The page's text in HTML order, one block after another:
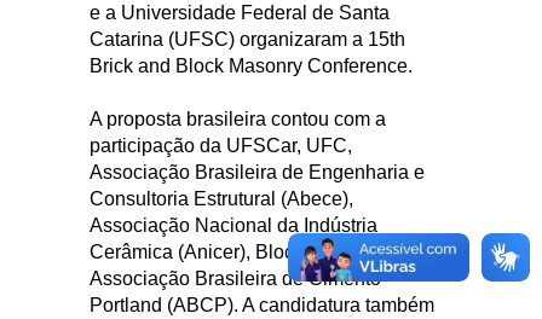
e a Universidade Federal de Santa
Catarina (UFSC) organizaram a 15th
Brick and Block Masonry Conference.
A proposta brasileira contou com a
participação da UFSCar, UFC,
Associação Brasileira de Engenharia e
Consultoria Estrutural (Abece),
Associação Nacional da Indústria
Cerâmica (Anicer), BlocoBrasil e
Associação Brasileira de Cimento
Portland (ABCP). A candidatura também